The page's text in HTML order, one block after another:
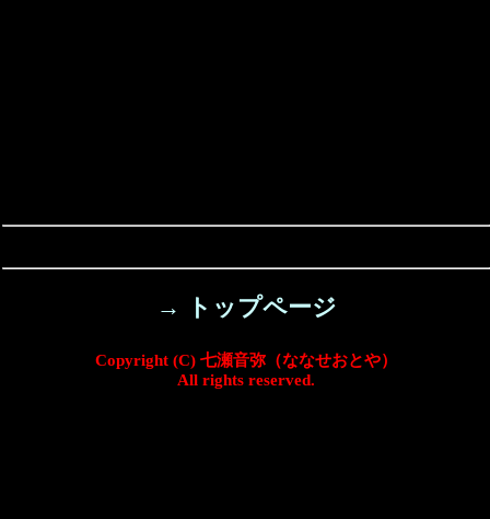
→ トップページ
Copyright (C) 七瀬音弥（ななせおとや）
All rights reserved.